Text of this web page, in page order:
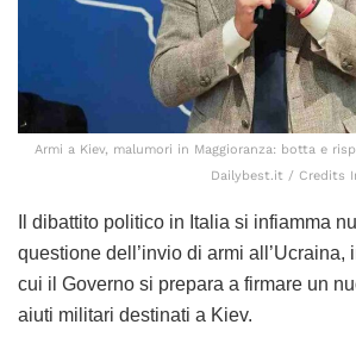
Armi a Kiev, malumori in Maggioranza: botta e
Dailybest.it / Credits
Il dibattito politico in Italia si infiamma
questione dell’invio di armi all’Ucraina,
cui il Governo si prepara a firmare un
aiuti militari destinati a Kiev.